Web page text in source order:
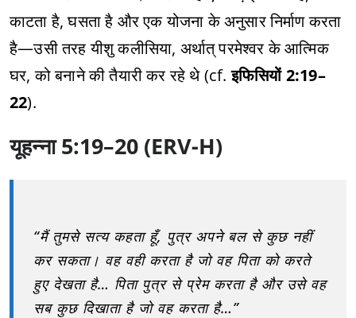
काटता है, घसता है और एक योजना के अनुसार निर्माण करता
है—उसी तरह यीशु कलीसिया, अर्थात् परमेश्वर के आत्मिक
घर, को बनाने की तैयारी कर रहे थे (cf.इफिसियों 2:19–
22).
यूहन्ना 5:19–20 (ERV-H)
“मैं तुमसे सत्य कहता हूँ, पुत्र अपने बल से कुछ नहीं
कर सकता। वह वही करता है जो वह पिता को करते
हुए देखता है… पिता पुत्र से प्रेम करता है और उसे वह
सब कुछ दिखाता है जो वह करता है…”